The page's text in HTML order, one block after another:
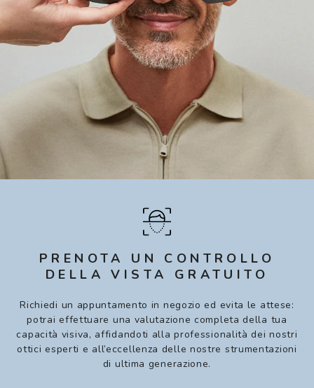
PRENOTA UN CONTROLLO
DELLA VISTA GRATUITO
Richiedi un appuntamento in negozio ed evita le attese:
potrai effettuare una valutazione completa della tua
capacità visiva, affidandoti alla professionalità dei nostri
ottici esperti e all’eccellenza delle nostre strumentazioni
di ultima generazione.